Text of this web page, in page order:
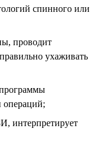
спинного или
проводит
ухаживать
операций;
интерпретирует